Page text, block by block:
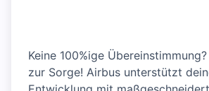
Keine 100%ige
zur Sorge! Airbus unterstützt